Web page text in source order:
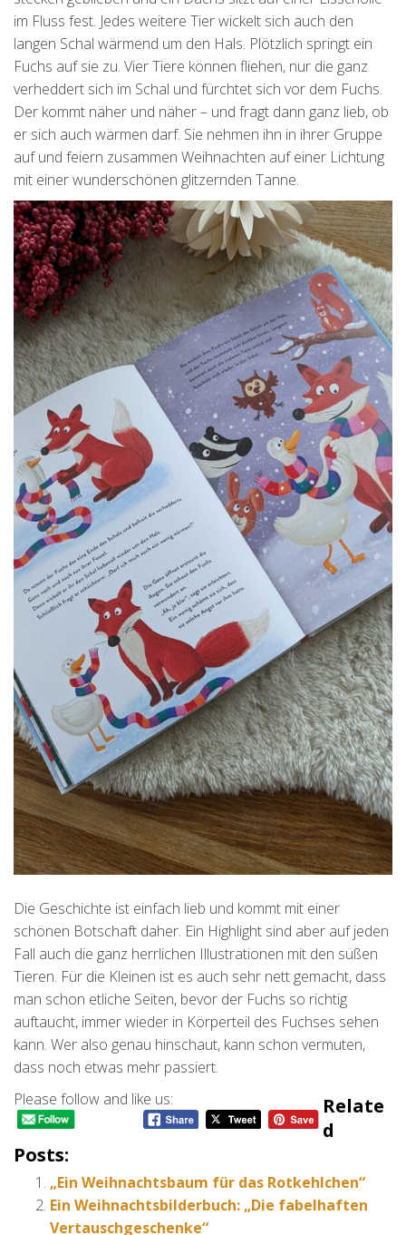
im Fluss fest. Jedes weitere Tier wickelt sich auch den
langen Schal wärmend um den Hals. Plötzlich springt ein
Fuchs auf sie zu. Vier Tiere können fliehen, nur die ganz
verheddert sich im Schal und fürchtet sich vor dem Fuchs.
Der kommt näher und näher – und fragt dann ganz lieb, ob
er sich auch wärmen darf. Sie nehmen ihn in ihrer Gruppe
auf und feiern zusammen Weihnachten auf einer Lichtung
mit einer wunderschönen glitzernden Tanne.
Die Geschichte ist einfach lieb und kommt mit einer
schönen Botschaft daher. Ein Highlight sind aber auf jeden
Fall auch die ganz herrlichen Illustrationen mit den süßen
Tieren. Für die Kleinen ist es auch sehr nett gemacht, dass
man schon etliche Seiten, bevor der Fuchs so richtig
auftaucht, immer wieder in Körperteil des Fuchses sehen
kann. Wer also genau hinschaut, kann schon vermuten,
dass noch etwas mehr passiert.
Please follow and like us:
Relate
D
Posts:
„Ein Weihnachtsbaum für das Rotkehlchen“
Ein Weihnachtsbilderbuch: „Die fabelhaften
Vertauschgeschenke“